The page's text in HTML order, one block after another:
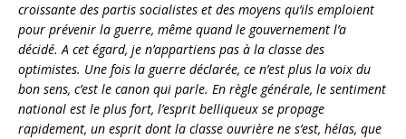
croissante des partis socialistes et des moyens qu’ils emploient
pour prévenir la guerre, même quand le gouvernement l’a
décidé. A cet égard, je n’appartiens pas à la classe des
optimistes. Une fois la guerre déclarée, ce n’est plus la voix du
bon sens, c’est le canon qui parle. En règle générale, le sentiment
national est le plus fort, l’esprit belliqueux se propage
rapidement, un esprit dont la classe ouvrière ne s’est, hélas, que